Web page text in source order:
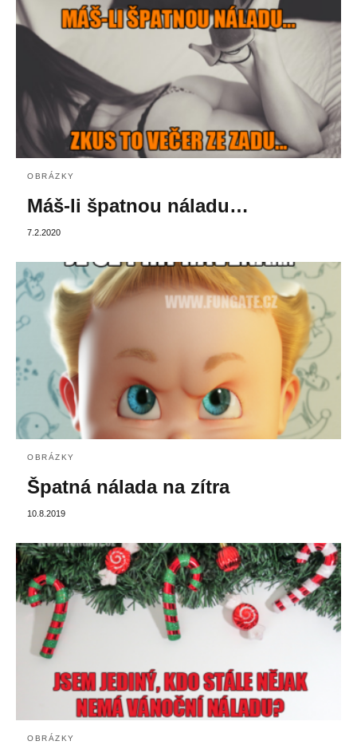
OBRÁZKY
Máš-li špatnou náladu…
7.2.2020
OBRÁZKY
Špatná nálada na zítra
10.8.2019
OBRÁZKY